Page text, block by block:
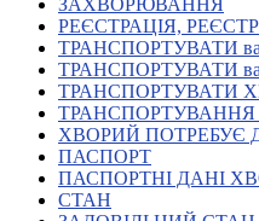
організацій
мови УТОГ
Молодіжні лідери
Ветерани УТОГ
ЗАХВОРЮВАННЯ
РЕЄСТРАЦІЯ,
ТРАНСПОРТУВАТИ
ТРАНСПОРТУВАТИ
ТРАНСПОРТУВАТИ
ТРАНСПОРТУВАННЯ
ХВОРИЙ ПОТРЕБУЄ
ПАСПОРТ
ПАСПОРТНІ ДАНІ
СТАН